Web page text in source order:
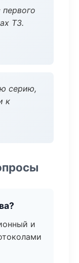
ТЗ.
серию,
к
и